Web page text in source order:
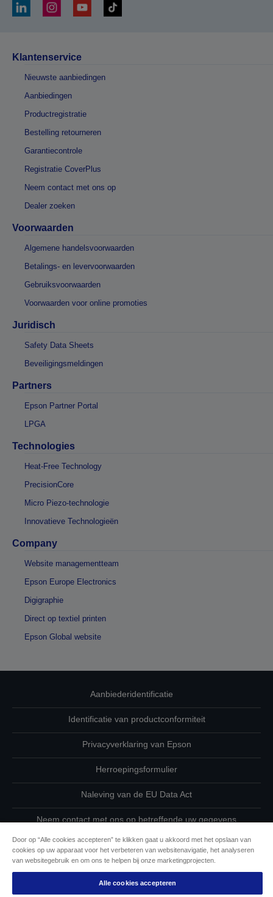
Klantenservice
Nieuwste aanbiedingen
Aanbiedingen
Productregistratie
Bestelling retourneren
Garantiecontrole
Registratie CoverPlus
Neem contact met ons op
Dealer zoeken
Voorwaarden
Algemene handelsvoorwaarden
Betalings- en levervoorwaarden
Gebruiksvoorwaarden
Voorwaarden voor online promoties
Juridisch
Safety Data Sheets
Beveiligingsmeldingen
Partners
Epson Partner Portal
LPGA
Technologies
Heat-Free Technology
PrecisionCore
Micro Piezo-technologie
Innovatieve Technologieën
Company
Website managementteam
Epson Europe Electronics
Digigraphie
Direct op textiel printen
Epson Global website
Aanbiederidentificatie
Identificatie van productconformiteit
Privacyverklaring van Epson
Herroepingsformulier
Naleving van de EU Data Act
Neem contact met ons op betreffende uw gegevens
Cookie-informatie
Door op “Alle cookies accepteren” te klikken gaat u akkoord met het opslaan van
cookies op uw apparaat voor het verbeteren van websitenavigatie, het analyseren
van websitegebruik en om ons te helpen bij onze marketingprojecten.
Alle cookies accepteren